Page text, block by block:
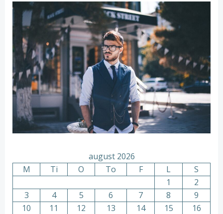
august 2026
M
Ti O To F L
S
1
2
3
4 5 6 7 8
9
10
11 12 13 14 15
16